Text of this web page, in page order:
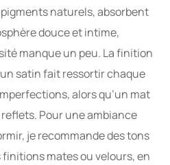
naturels, absorbent
douce et intime,
manque un peu. La finition
satin fait ressortir chaque
alors qu’un mat
Pour une ambiance
je recommande des tons
mates ou velours, en